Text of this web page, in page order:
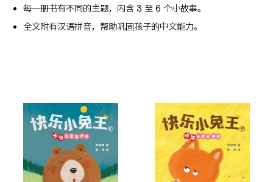
每一册书有不同的主题，内含 3 至 6 个小故事。
全文附有汉语拼音，帮助巩固孩子的中文能力。